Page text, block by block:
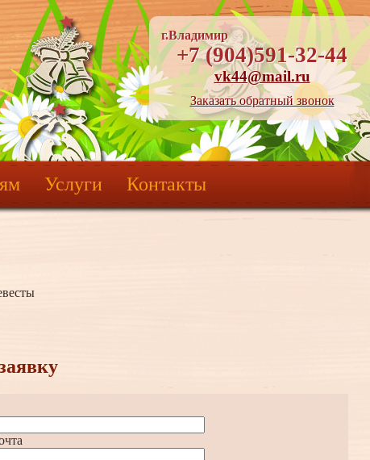
г.Владимир
+7 (904)591-32-44
vk44@mail.ru
Заказать обратный звонок
Услуги Контакты